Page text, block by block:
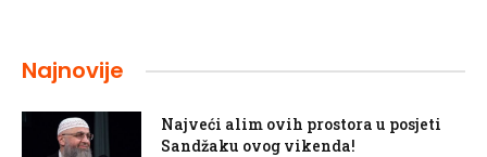
Najnovije
Najveći alim ovih prostora u posjeti
Sandžaku ovog vikenda!